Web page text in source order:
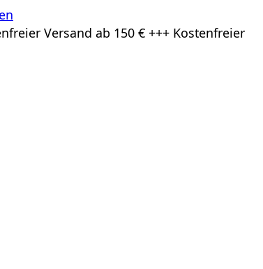
Versand ab 150 € +++ Kostenfreier